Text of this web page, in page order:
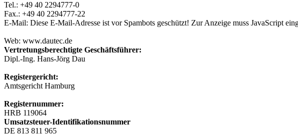
Tel.: +49 40 2294777-0
Fax.: +49 40 2294777-22
E-Mail: Diese E-Mail-Adresse ist vor Spambots geschützt! Zur Anzeige muss JavaScript
Web: www.dautec.de
Vertretungsberechtigte Geschäftsführer:
Dipl.-Ing. Hans-Jörg Dau
Registergericht:
Amtsgericht Hamburg
Registernummer:
HRB 119064
Umsatzsteuer-Identifikationsnummer
DE 813 811 965